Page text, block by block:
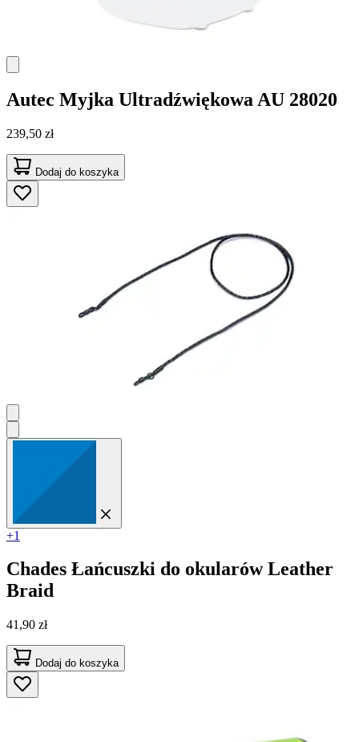
Autec Myjka Ultradźwiękowa AU 28020
239,50 zł
Dodaj do koszyka
+1
Chades Łańcuszki do okularów Leather
Braid
41,90 zł
Dodaj do koszyka